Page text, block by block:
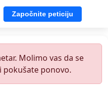
Započnite peticiju
Molimo vas da se
pokušate ponovo.